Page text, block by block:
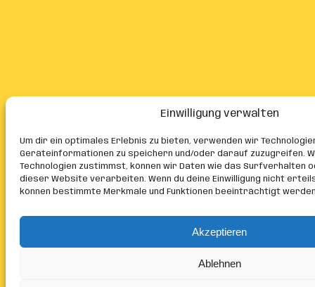
Einwilligung verwalten
Um dir ein optimales Erlebnis zu bieten, verwenden wir
Geräteinformationen zu speichern und/oder darauf zuzugreifen.
Technologien zustimmst, können wir Daten wie das Surfverhalten
dieser Website verarbeiten. Wenn du deine Einwilligung nicht
können bestimmte Merkmale und Funktionen beeinträchtigt
Akzeptieren
Ablehnen